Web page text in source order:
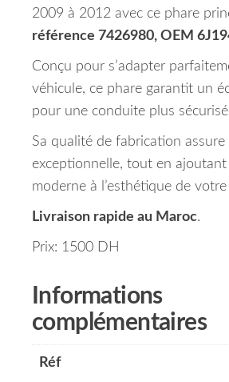
2009 à 2012 avec ce phare
référence 7426980, OEM
Conçu pour s’adapter
véhicule, ce phare garantit un
pour une conduite plus
Sa qualité de fabrication
exceptionnelle, tout en
moderne à l’esthétique de
Livraison rapide au Maroc.
Prix: 1500 DH
Informations
complémentaires
Réf